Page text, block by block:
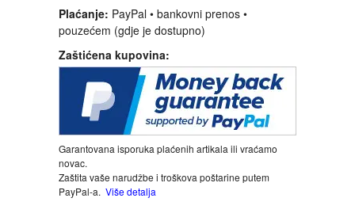
KOMEDIJA
KRIMINALISTIČKI
KUVARI
LJUBAVNI
MITOLOGIJA
Plaćanje: PayPal • bankovni prenos •
pouzećem (gdje je dostupno)
Zaštićena kupovina:
Garantovana isporuka plaćenih artikala ili vraćamo
novac.
Zaštita vaše narudžbe i troškova poštarine putem
PayPal-a. Više detalja